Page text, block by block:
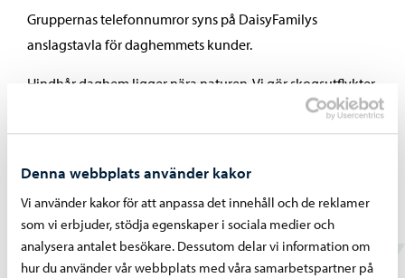
Denna webbplats använder kakor
Vi använder kakor för att anpassa det innehåll och de reklamer
som vi erbjuder, stödja egenskaper i sociala medier och
analysera antalet besökare. Dessutom delar vi information om
hur du använder vår webbplats med våra samarbetspartner på
Gruppernas telefonnumror syns på DaisyFamilys
anslagstavla för daghemmets kunder.
Hindhår daghem ligger nära naturen. Vi gör skogsutflykter,
Skolans idrottsplan uppmuntrar till en mängd olika fysiska
aktiviteter. Vår daghem är tvåspråkig, vilket är en stor
tillgång för oss. Lokaler är funktionella och inbjuder
barnen till lek och lärande.